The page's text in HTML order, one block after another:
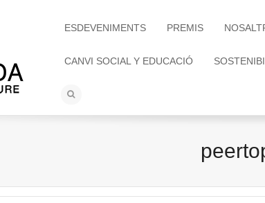
ESDEVENIMENTS PREMIS
CANVI SOCIAL Y EDUCACIÓ